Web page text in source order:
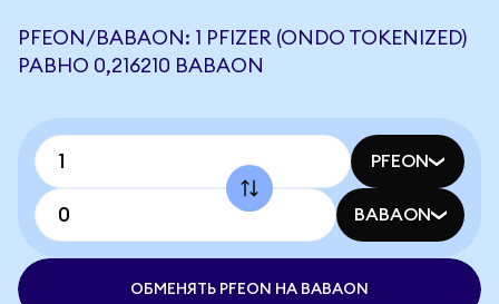
PFEON/BABAON: 1 PFIZER (ONDO TOKENIZED)
РАВНО 0,216210 BABAON
PFEON
BABAON
ОБМЕНЯТЬ PFEON НА BABAON